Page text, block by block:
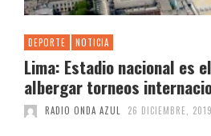
DEPORTE NOTICIA
Lima: Estadio nacional es
albergar torneos
RADIO ONDA AZUL 26 DICIEMBRE, 2019